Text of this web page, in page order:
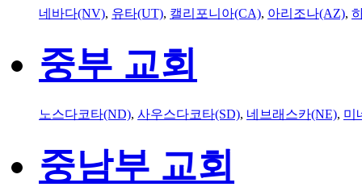
네바다(NV), 유타(UT), 캘리포니아(CA), 아리조나(AZ),
중부 교회
노스다코타(ND), 사우스다코타(SD), 네브래스카(NE), 미
중남부 교회